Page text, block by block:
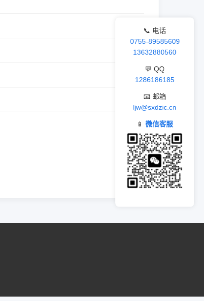
📞 电话
0755-89585609
13632880560
💬 QQ
1286186185
📧 邮箱
ljw@sxdzic.cn
📱 微信客服